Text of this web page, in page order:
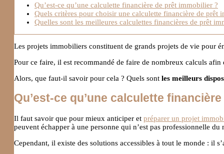
Qu’est-ce qu’une calculette financière de prêt immobilier ?
Quels critères pour choisir une calculette financière de prêt
Quelles sont les meilleures calculettes financières de prêt
Les projets immobiliers constituent de grands projets de vie pour
Pour ce faire, il est recommandé de faire de nombreux calculs
Alors, que faut-il savoir pour cela ? Quels sont les meilleurs
Qu’est-ce qu’une calculette
Il faut savoir que pour mieux anticiper et préparer un projet
peuvent échapper à une personne qui n’est pas professionnelle du
Cependant, il existe des solutions accessibles à tout le monde : il